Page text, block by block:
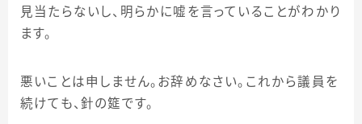
見当たらないし、明らかに嘘を言っていることがわかり
ます。
悪いことは申しません。お辞めなさい。これから議員を
続けても、針の筵です。